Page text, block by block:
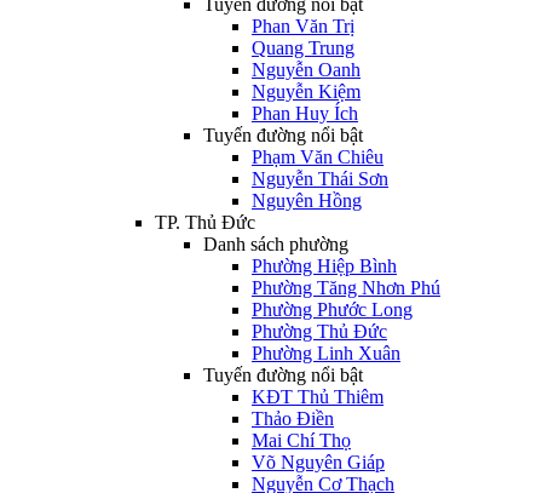
Tuyến đường nổi bật
Phan Văn Trị
Quang Trung
Nguyễn Oanh
Nguyễn Kiệm
Phan Huy Ích
Tuyến đường nổi bật
Phạm Văn Chiêu
Nguyễn Thái Sơn
Nguyên Hồng
TP. Thủ Đức
Danh sách phường
Phường Hiệp Bình
Phường Tăng Nhơn Phú
Phường Phước Long
Phường Thủ Đức
Phường Linh Xuân
Tuyến đường nổi bật
KĐT Thủ Thiêm
Thảo Điền
Mai Chí Thọ
Võ Nguyên Giáp
Nguyễn Cơ Thạch